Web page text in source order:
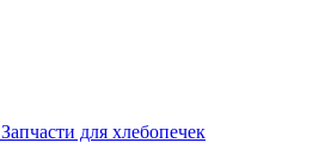
Запчасти для хлебопечек